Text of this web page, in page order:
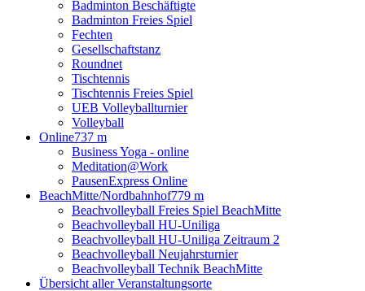
Badminton Beschäftigte
Badminton Freies Spiel
Fechten
Gesellschaftstanz
Roundnet
Tischtennis
Tischtennis Freies Spiel
UEB Volleyballturnier
Volleyball
Online737 m
Business Yoga - online
Meditation@Work
PausenExpress Online
BeachMitte/Nordbahnhof779 m
Beachvolleyball Freies Spiel BeachMitte
Beachvolleyball HU-Uniliga
Beachvolleyball HU-Uniliga Zeitraum 2
Beachvolleyball Neujahrsturnier
Beachvolleyball Technik BeachMitte
Übersicht aller Veranstaltungsorte